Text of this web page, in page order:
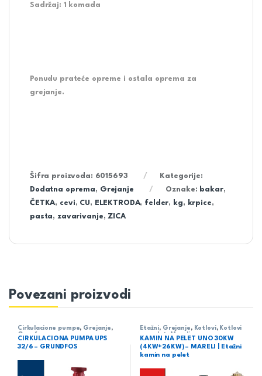
Sadržaj: 1 komada
Ponudu prateće opreme i ostala oprema za
grejanje.
Šifra proizvoda: 6015693
Kategorije:
Dodatna oprema, Grejanje Oznake: bakar,
ČETKA, cevi, CU, ELEKTRODA, felder, kg, krpice,
pasta, zavarivanje, ZICA
Povezani proizvodi
Cirkulacione pumpe, Grejanje ,
Grunfos
CIRKULACIONA PUMPA UPS
32/6 – GRUNDFOS
Etažni, Grejanje , Kotlovi, Kotlovi
na pelet, Mareli
KAMIN NA PELET UNO 30KW
(4KW+26KW) – MARELI | Etažni
kamin na pelet